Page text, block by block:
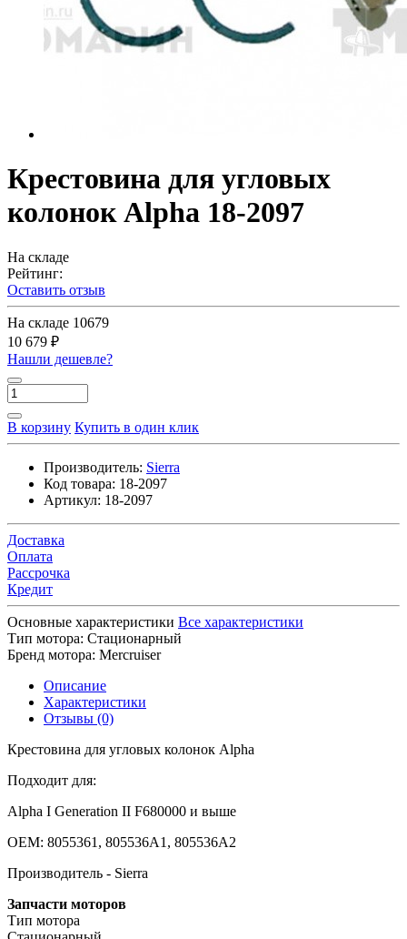
Крестовина для угловых
колонок Alpha 18-2097
На складе
Рейтинг:
Оставить отзыв
На складе 10679
10 679 ₽
Нашли дешевле?
В корзину Купить в один клик
Производитель: Sierra
Код товара: 18-2097
Артикул: 18-2097
Доставка
Оплата
Рассрочка
Кредит
Основные характеристики Все характеристики
Тип мотора: Стационарный
Бренд мотора: Mercruiser
Описание
Характеристики
Отзывы (0)
Крестовина для угловых колонок Alpha
Подходит для:
Alpha I Generation II F680000 и выше
OEM: 8055361, 805536A1, 805536A2
Производитель - Sierra
Запчасти моторов
Тип мотора